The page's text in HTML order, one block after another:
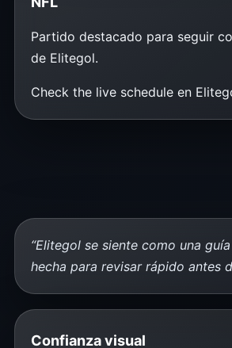
Partido destacado para seguir
de Elitegol.
Check the live schedule en
“Elitegol se siente como una
hecha para revisar rápido antes
Confianza visual